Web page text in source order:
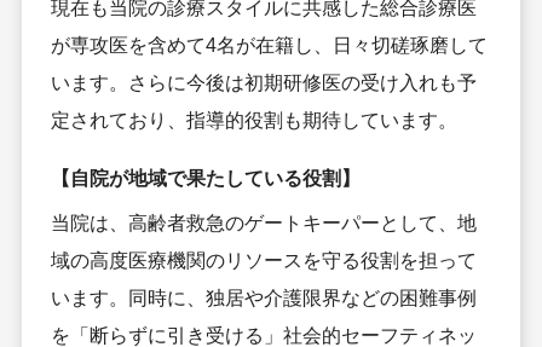
現在も当院の診療スタイルに共感した総合診療医
が専攻医を含めて4名が在籍し、日々切磋琢磨して
います。さらに今後は初期研修医の受け入れも予
定されており、指導的役割も期待しています。
【自院が地域で果たしている役割】
当院は、高齢者救急のゲートキーパーとして、地
域の高度医療機関のリソースを守る役割を担って
います。同時に、独居や介護限界などの困難事例
を「断らずに引き受ける」社会的セーフティネッ